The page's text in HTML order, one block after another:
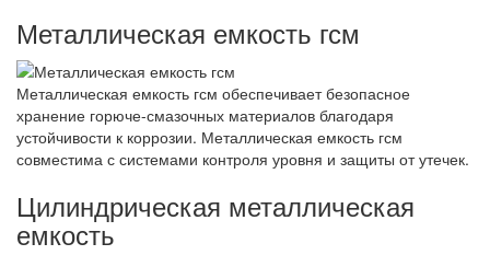
Металлическая емкость гсм
Металлическая емкость гсм обеспечивает безопасное
хранение горюче-смазочных материалов благодаря
устойчивости к коррозии. Металлическая емкость гсм
совместима с системами контроля уровня и защиты от утечек.
Цилиндрическая металлическая
емкость